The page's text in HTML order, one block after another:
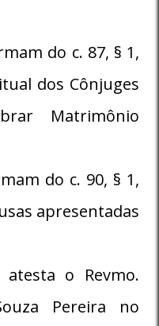
do c. 87, § 1,
dos Cônjuges
Matrimônio
do c. 90, § 1,
apresentadas
atesta o Revmo.
Pereira no